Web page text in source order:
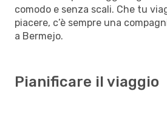
comodo e senza scali. Che tu
piacere, c’è sempre una
a Bermejo.
Pianificare il viaggio